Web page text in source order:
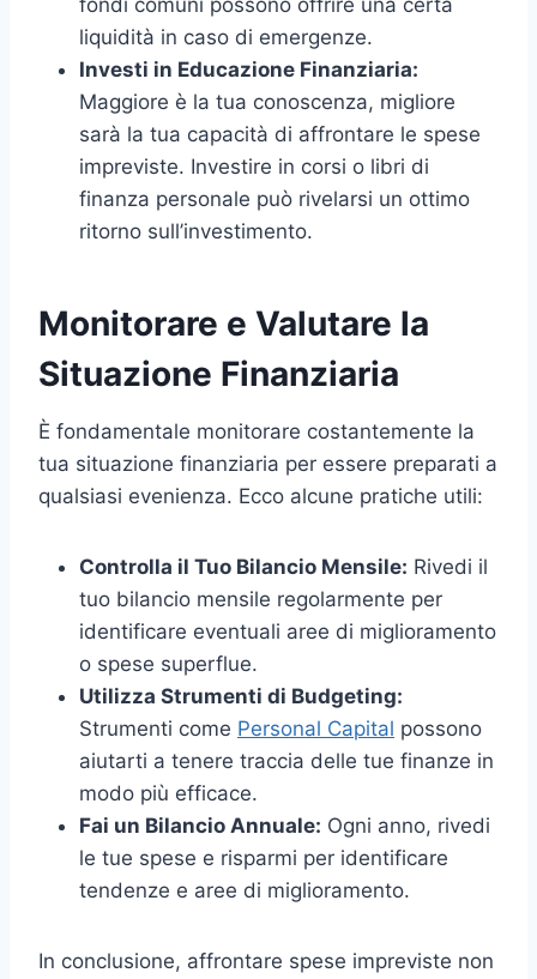
liquidità in caso di emergenze.
Investi in Educazione Finanziaria:
Maggiore è la tua conoscenza, migliore
sarà la tua capacità di affrontare le spese
impreviste. Investire in corsi o libri di
finanza personale può rivelarsi un ottimo
ritorno sull’investimento.
Monitorare e Valutare la
Situazione Finanziaria
È fondamentale monitorare costantemente la
tua situazione finanziaria per essere preparati a
qualsiasi evenienza. Ecco alcune pratiche utili:
Controlla il Tuo Bilancio Mensile: Rivedi il
tuo bilancio mensile regolarmente per
identificare eventuali aree di miglioramento
o spese superflue.
Utilizza Strumenti di Budgeting:
Strumenti come Personal Capital possono
aiutarti a tenere traccia delle tue finanze in
modo più efficace.
Fai un Bilancio Annuale: Ogni anno, rivedi
le tue spese e risparmi per identificare
tendenze e aree di miglioramento.
In conclusione, affrontare spese impreviste non